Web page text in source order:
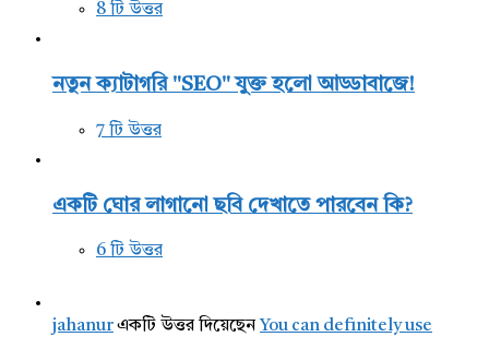
8 টি উত্তর
নতুন ক্যাটাগরি "SEO" যুক্ত হলো আড্ডাবাজে!
7 টি উত্তর
একটি ঘোর লাগানো ছবি দেখাতে পারবেন কি?
6 টি উত্তর
jahanurএকটি উত্তর দিয়েছেন You can definitely use